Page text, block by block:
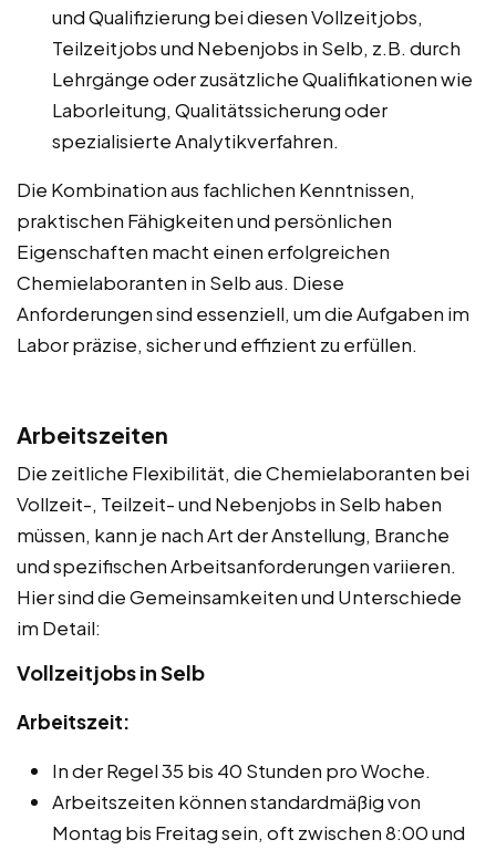
und Qualifizierung bei diesen Vollzeitjobs,
Teilzeitjobs und Nebenjobs in Selb, z.B. durch
Lehrgänge oder zusätzliche Qualifikationen wie
Laborleitung, Qualitätssicherung oder
spezialisierte Analytikverfahren.
Die Kombination aus fachlichen Kenntnissen,
praktischen Fähigkeiten und persönlichen
Eigenschaften macht einen erfolgreichen
Chemielaboranten in Selb aus. Diese
Anforderungen sind essenziell, um die Aufgaben im
Labor präzise, sicher und effizient zu erfüllen.
Arbeitszeiten
Die zeitliche Flexibilität, die Chemielaboranten bei
Vollzeit-, Teilzeit- und Nebenjobs in Selb haben
müssen, kann je nach Art der Anstellung, Branche
und spezifischen Arbeitsanforderungen variieren.
Hier sind die Gemeinsamkeiten und Unterschiede
im Detail:
Vollzeitjobs in Selb
Arbeitszeit:
In der Regel 35 bis 40 Stunden pro Woche.
Arbeitszeiten können standardmäßig von
Montag bis Freitag sein, oft zwischen 8:00 und